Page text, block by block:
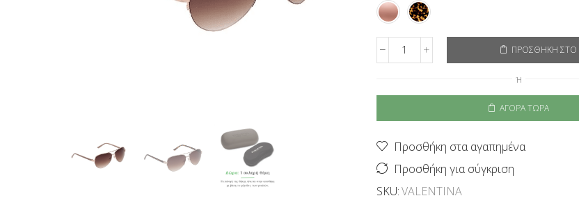
EyeLevel
Ηλίου
ποσότητα
ΠΡΟΣΘΉΚΗ ΣΤΟ
Ή
ΑΓΟΡΆ ΤΏΡΑ
Προσθήκη στα αγαπημένα
Προσθήκη για σύγκριση
SKU:VALENTINA